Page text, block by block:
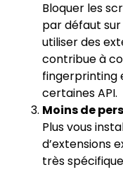
Bloquer les
par défaut
utiliser des
contribue à
fingerprinting
certaines API.
Moins de
Plus vous
d’extensions
très